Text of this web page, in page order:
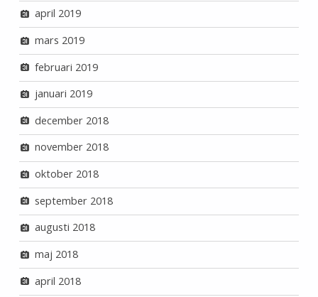
april 2019
mars 2019
februari 2019
januari 2019
december 2018
november 2018
oktober 2018
september 2018
augusti 2018
maj 2018
april 2018